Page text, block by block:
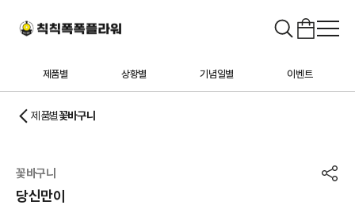
제품별 상황별 기념일별 이벤트
제품별꽃바구니
꽃바구니
당신만이